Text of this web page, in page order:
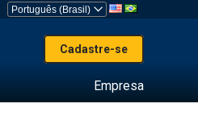
Cadastre-se
Empresa